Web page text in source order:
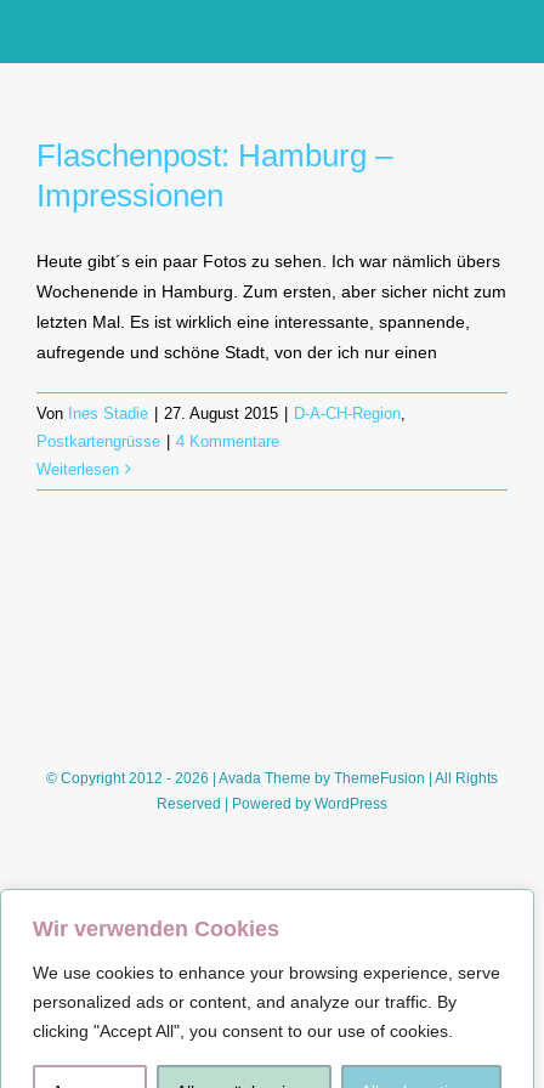
Wir verwenden Cookies
We use cookies to enhance your browsing experience, serve
personalized ads or content, and analyze our traffic. By
clicking "Accept All", you consent to our use of cookies.
Über mich
Flaschenpost: Hamburg –
Impressionen
Heute gibt´s ein paar Fotos zu sehen. Ich war nämlich übers
Wochenende in Hamburg. Zum ersten, aber sicher nicht zum
letzten Mal. Es ist wirklich eine interessante, spannende,
aufregende und schöne Stadt, von der ich nur einen
Von Ines Stadie | 27. August 2015 | D-A-CH-Region
Postkartengrüsse | 4 Kommentare
Weiterlesen
© Copyright 2012 - 2026 | Avada Theme by ThemeFusion | All Rights
Reserved | Powered by WordPress
Impressum